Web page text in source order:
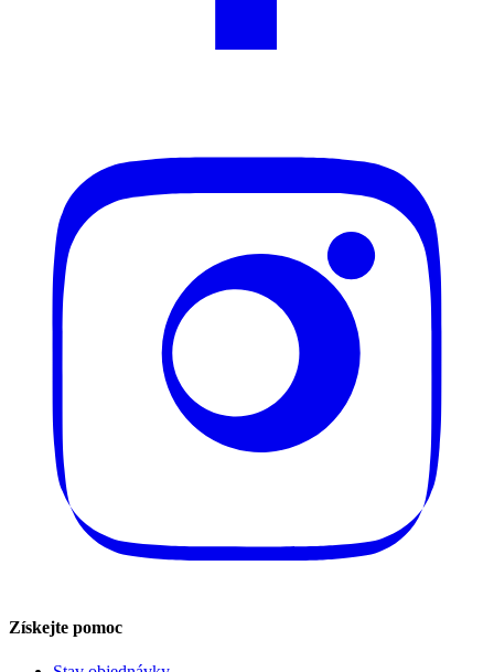
Získejte pomoc